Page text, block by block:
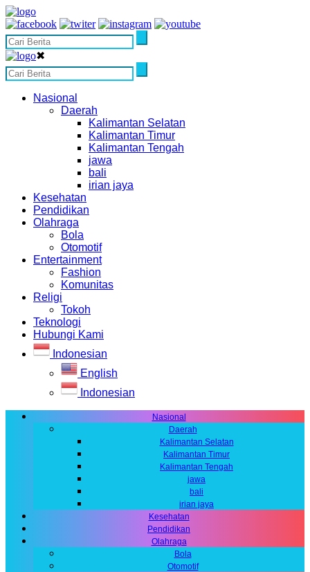
✖
Nasional
Daerah
Kalimantan Selatan
Kalimantan Timur
Kalimantan Tengah
jawa
bali
irian jaya
Kesehatan
Pendidikan
Olahraga
Bola
Otomotif
Entertainment
Fashion
Komunitas
Religi
Tokoh
Teknologi
Hubungi Kami
Indonesian
English
Indonesian
Nasional
Daerah
Kalimantan Selatan
Kalimantan Timur
Kalimantan Tengah
jawa
bali
irian jaya
Kesehatan
Pendidikan
Olahraga
Bola
Otomotif